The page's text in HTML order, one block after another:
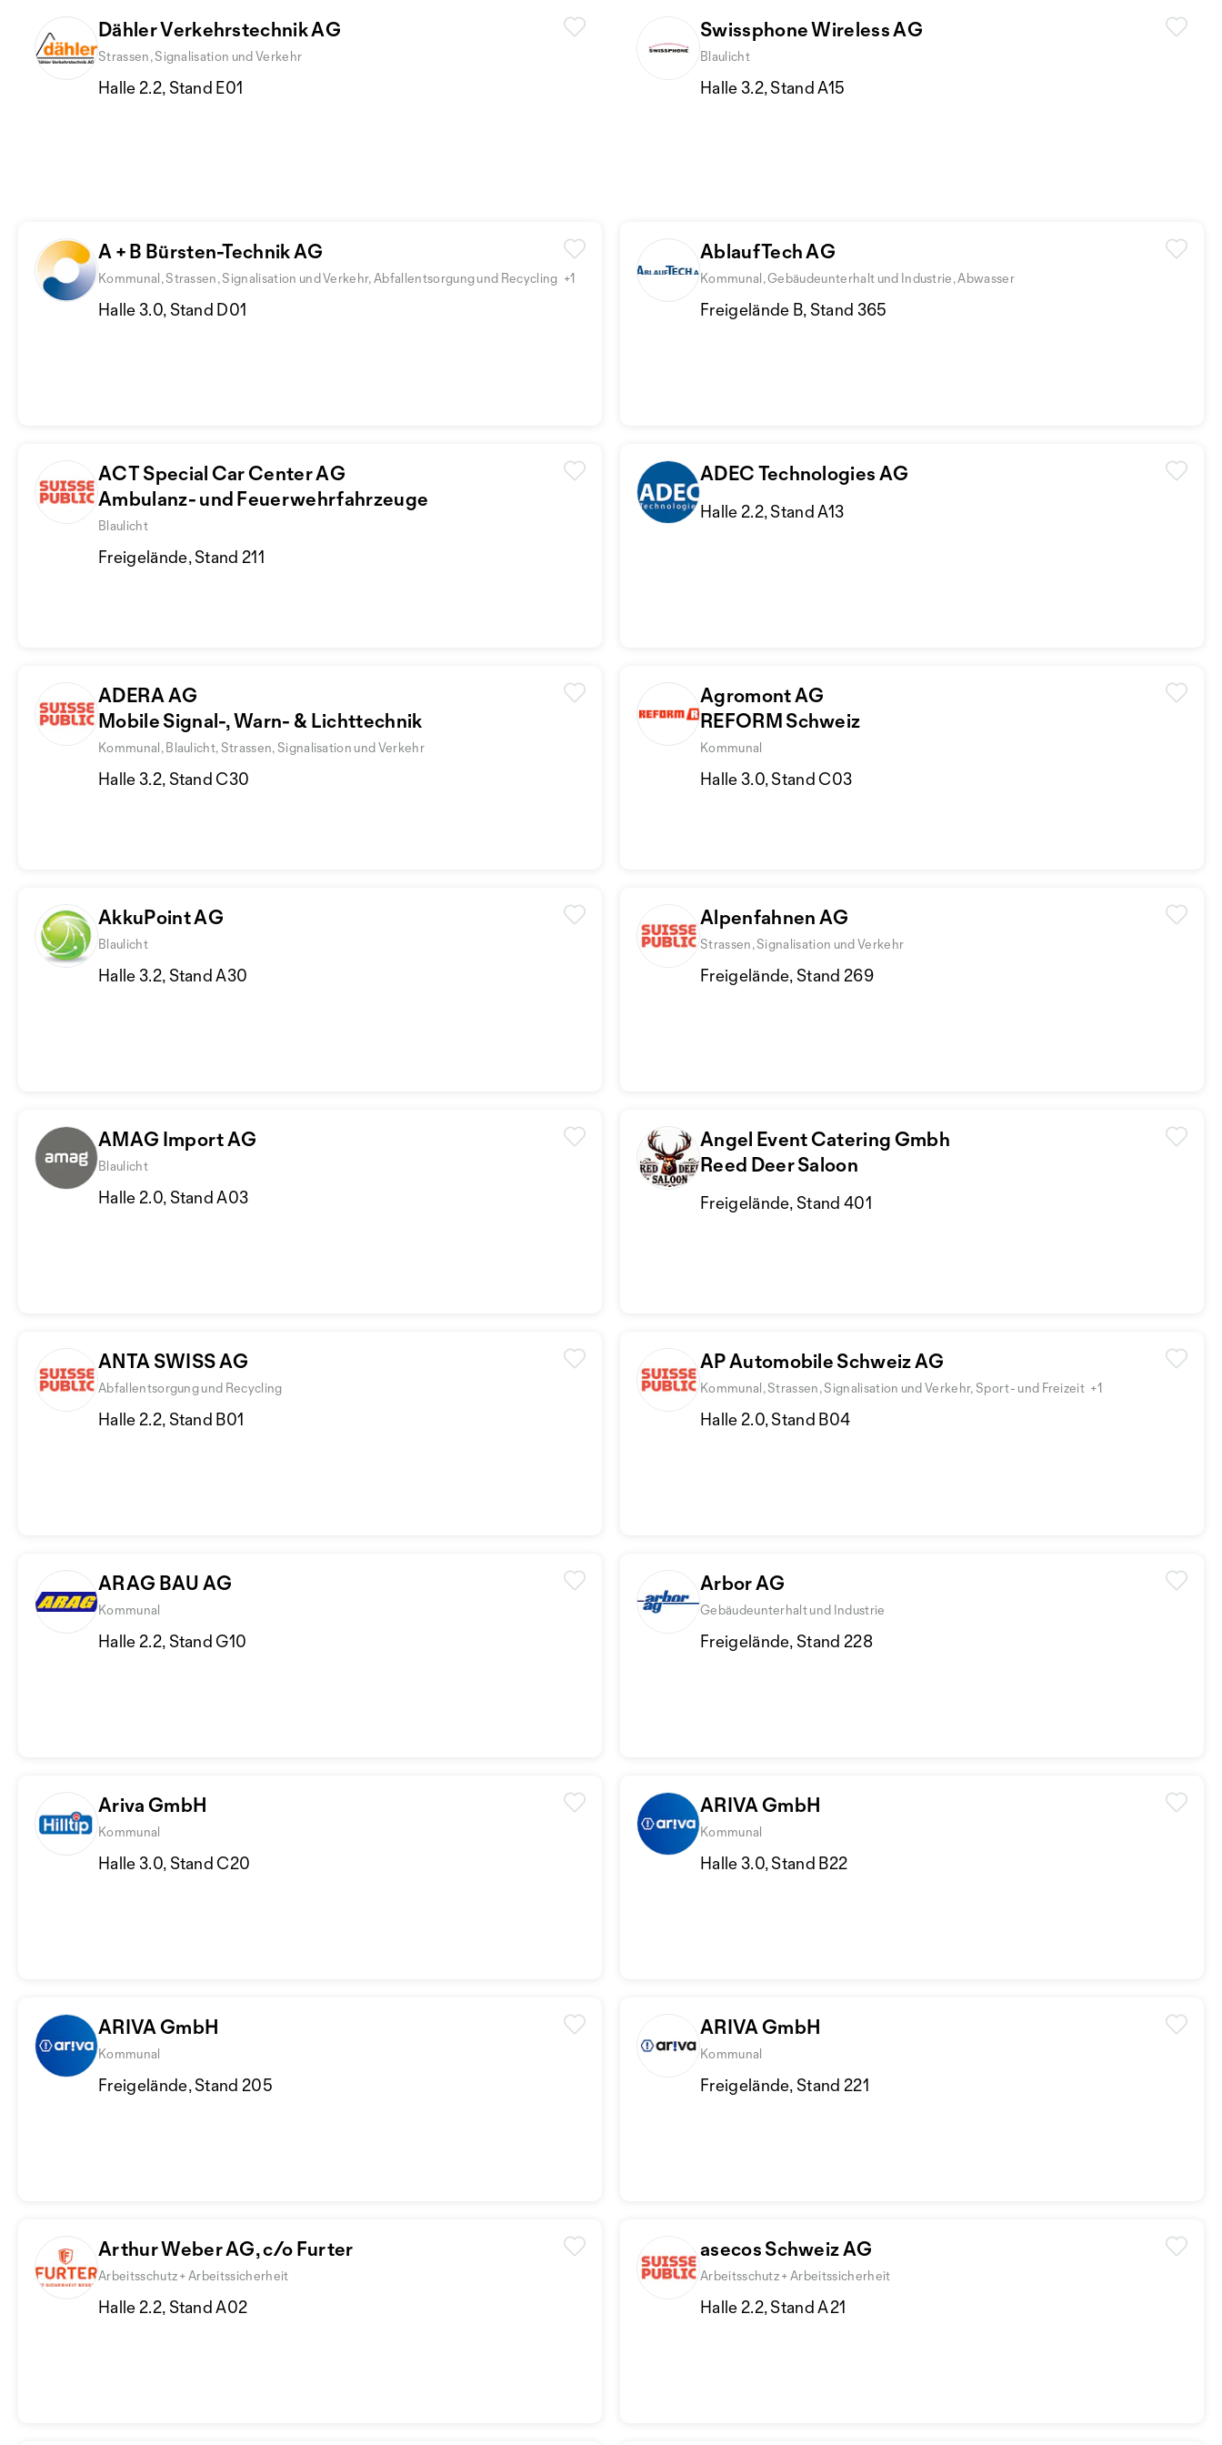
Dähler Verkehrstechnik AG
Strassen, Signalisation und Verkehr
Halle 2.2, Stand E01
Swissphone Wireless AG
Blaulicht
Halle 3.2, Stand A15
A + B Bürsten-Technik AG
Kommunal, Strassen, Signalisation und Verkehr, Abfallentsorgung und Recycling +1
Halle 3.0, Stand D01
AblaufTech AG
Kommunal, Gebäudeunterhalt und Industrie, Abwasser
Freigelände B, Stand 365
ACT Special Car Center AG
Ambulanz- und Feuerwehrfahrzeuge
Blaulicht
Freigelände, Stand 211
ADEC Technologies AG
Halle 2.2, Stand A13
ADERA AG
Mobile Signal-, Warn- & Lichttechnik
Kommunal, Blaulicht, Strassen, Signalisation und Verkehr
Halle 3.2, Stand C30
Agromont AG
REFORM Schweiz
Kommunal
Halle 3.0, Stand C03
AkkuPoint AG
Blaulicht
Halle 3.2, Stand A30
Alpenfahnen AG
Strassen, Signalisation und Verkehr
Freigelände, Stand 269
AMAG Import AG
Blaulicht
Halle 2.0, Stand A03
Angel Event Catering Gmbh
Reed Deer Saloon
Freigelände, Stand 401
ANTA SWISS AG
Abfallentsorgung und Recycling
Halle 2.2, Stand B01
AP Automobile Schweiz AG
Kommunal, Strassen, Signalisation und Verkehr, Sport- und Freizeit +1
Halle 2.0, Stand B04
ARAG BAU AG
Kommunal
Halle 2.2, Stand G10
Arbor AG
Gebäudeunterhalt und Industrie
Freigelände, Stand 228
Ariva GmbH
Kommunal
Halle 3.0, Stand C20
ARIVA GmbH
Kommunal
Halle 3.0, Stand B22
ARIVA GmbH
Kommunal
Freigelände, Stand 205
ARIVA GmbH
Kommunal
Freigelände, Stand 221
Arthur Weber AG, c/o Furter
Arbeitsschutz + Arbeitssicherheit
Halle 2.2, Stand A02
asecos Schweiz AG
Arbeitsschutz + Arbeitssicherheit
Halle 2.2, Stand A21